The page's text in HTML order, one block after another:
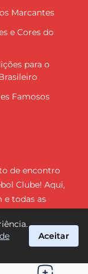
Marcantes
e Cores do
para o
Famosos
de encontro
Clube! Aqui,
e todas as
pelo
Aceitar